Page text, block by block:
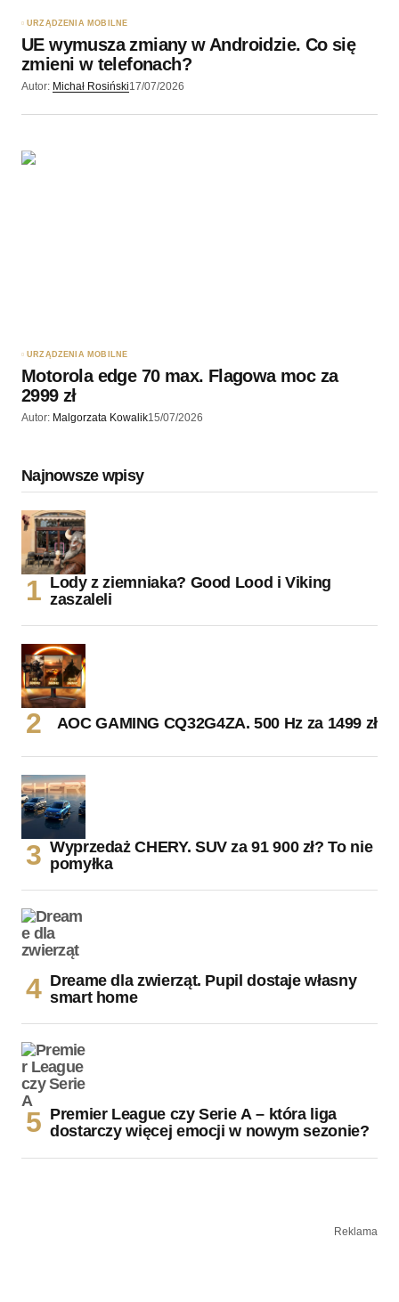
URZĄDZENIA MOBILNE
UE wymusza zmiany w Androidzie. Co się
zmieni w telefonach?
Autor: Michał Rosiński17/07/2026
URZĄDZENIA MOBILNE
Motorola edge 70 max. Flagowa moc za
2999 zł
Autor: Malgorzata Kowalik15/07/2026
Najnowsze wpisy
Lody z ziemniaka? Good Lood i Viking
zaszaleli
AOC GAMING CQ32G4ZA. 500 Hz za 1499 zł
Wyprzedaż CHERY. SUV za 91 900 zł? To nie
pomyłka
Dreame dla zwierząt. Pupil dostaje własny
smart home
Premier League czy Serie A – która liga
dostarczy więcej emocji w nowym sezonie?
Reklama